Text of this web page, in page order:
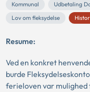
Kommunal
Udbetaling
Lov om fleksydelse
Resume:
Ved en konkret
burde
ferieloven var